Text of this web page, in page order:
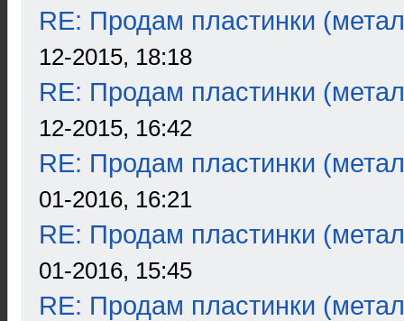
RE: Продам пластинки
12-2015, 18:18
RE: Продам пластинки
12-2015, 16:42
RE: Продам пластинки
01-2016, 16:21
RE: Продам пластинки
01-2016, 15:45
RE: Продам пластинки